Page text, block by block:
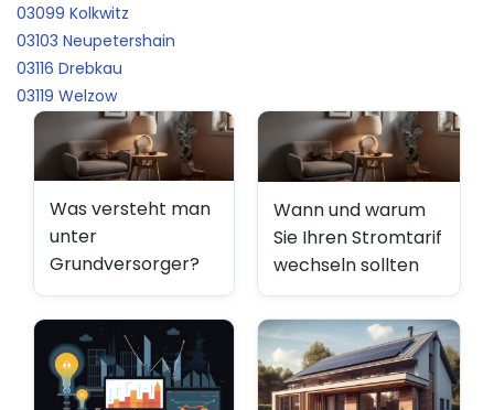
03099 Kolkwitz
03103 Neupetershain
03116 Drebkau
03119 Welzow
Was versteht man
unter
Grundversorger?
Wann und warum
Sie Ihren Stromtarif
wechseln sollten